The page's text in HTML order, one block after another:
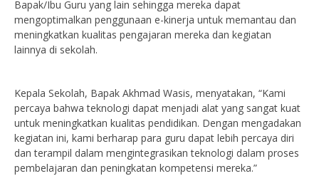
Bapak/Ibu Guru yang lain sehingga mereka dapat
mengoptimalkan penggunaan e-kinerja untuk memantau dan
meningkatkan kualitas pengajaran mereka dan kegiatan
lainnya di sekolah.
Kepala Sekolah, Bapak Akhmad Wasis, menyatakan, “Kami
percaya bahwa teknologi dapat menjadi alat yang sangat kuat
untuk meningkatkan kualitas pendidikan. Dengan mengadakan
kegiatan ini, kami berharap para guru dapat lebih percaya diri
dan terampil dalam mengintegrasikan teknologi dalam proses
pembelajaran dan peningkatan kompetensi mereka.”